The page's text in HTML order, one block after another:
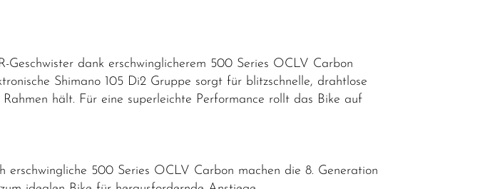
dank erschwinglicherem 500 Series OCLV Carbon
Shimano 105 Di2 Gruppe sorgt für blitzschnelle, drahtlose
hält. Für eine superleichte Performance rollt das Bike auf
erschwingliche 500 Series OCLV Carbon machen die 8. Generation